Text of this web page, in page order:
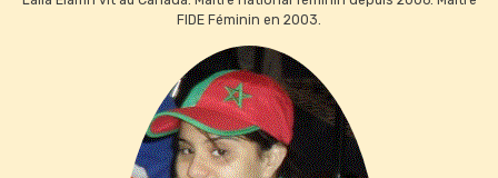
FIDE Féminin en 2003.